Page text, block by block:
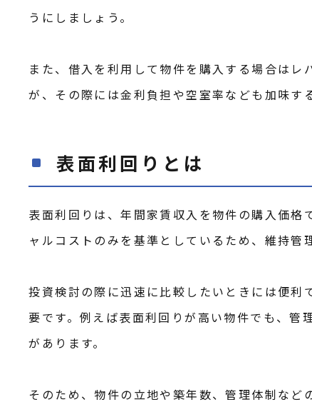
うにしましょう。
また、借入を利用して物件を購入する場合は
が、その際には金利負担や空室率なども加味す
表面利回りとは
表面利回りは、年間家賃収入を物件の購入価格
ャルコストのみを基準としているため、維持管
投資検討の際に迅速に比較したいときには便
要です。例えば表面利回りが高い物件でも、
があります。
そのため、物件の立地や築年数、管理体制な